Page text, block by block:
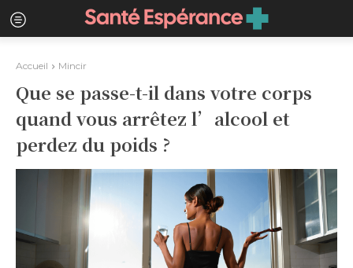
Accueil Mincir
Que se passe-t-il dans votre corps
quand vous arrêtez l’alcool et
perdez du poids ?